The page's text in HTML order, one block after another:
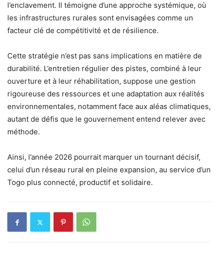
l’enclavement. Il témoigne d’une approche systémique, où
les infrastructures rurales sont envisagées comme un
facteur clé de compétitivité et de résilience.
Cette stratégie n’est pas sans implications en matière de
durabilité. L’entretien régulier des pistes, combiné à leur
ouverture et à leur réhabilitation, suppose une gestion
rigoureuse des ressources et une adaptation aux réalités
environnementales, notamment face aux aléas climatiques,
autant de défis que le gouvernement entend relever avec
méthode.
Ainsi, l’année 2026 pourrait marquer un tournant décisif,
celui d’un réseau rural en pleine expansion, au service d’un
Togo plus connecté, productif et solidaire.